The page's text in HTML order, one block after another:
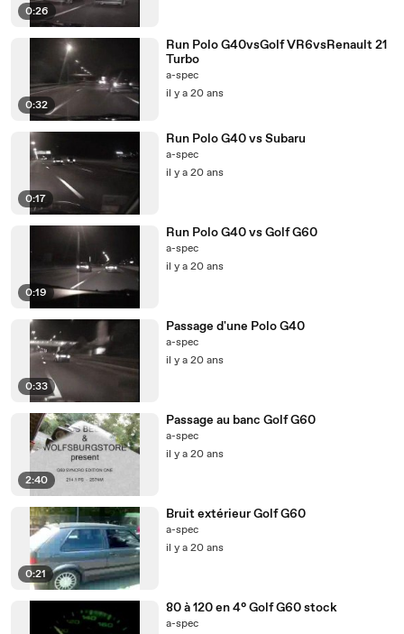
0:26
0:32
Run Polo G40vsGolf VR6vsRenault 21
Turbo
a-spec
il y a 20 ans
0:17
Run Polo G40 vs Subaru
a-spec
il y a 20 ans
0:19
Run Polo G40 vs Golf G60
a-spec
il y a 20 ans
0:33
Passage d'une Polo G40
a-spec
il y a 20 ans
2:40
Passage au banc Golf G60
a-spec
il y a 20 ans
0:21
Bruit extérieur Golf G60
a-spec
il y a 20 ans
80 à 120 en 4° Golf G60 stock
a-spec